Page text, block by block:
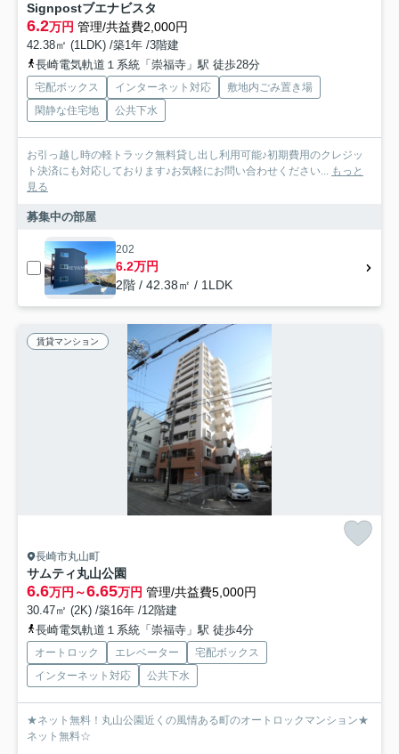
Signpostブエナビスタ
6.2万円 管理/共益費2,000円
42.38㎡ (1LDK) /築1年 /3階建
長崎電気軌道１系統「崇福寺」駅 徒歩28分
宅配ボックス インターネット対応
敷地内ごみ置き場
閑静な住宅地
公共下水
お引っ越し時の軽トラック無料貸し出し利用可能♪初期費用のクレジッ
ト決済にも対応しております♪お気軽にお問い合わせください... もっと
見る
募集中の部屋
202
6.2万円
2階 / 42.38㎡ / 1LDK
賃貸マンション
長崎市丸山町
サムティ丸山公園
6.6万円～6.65万円 管理/共益費5,000円
30.47㎡ (2K) /築16年 /12階建
長崎電気軌道１系統「崇福寺」駅 徒歩4分
オートロック エレベーター
宅配ボックス
インターネット対応
公共下水
★ネット無料！丸山公園近くの風情ある町のオートロックマンション★
ネット無料☆